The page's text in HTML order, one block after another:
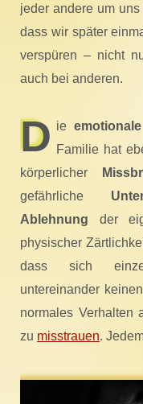
jeder andere um uns
dass wir später
verspüren – nicht
auch bei anderen.
D ie
Familie hat
körperlicher
gefährliche
Ablehnung der
physischer
dass sich
untereinander
normales Verhalten
zu misstrauen.